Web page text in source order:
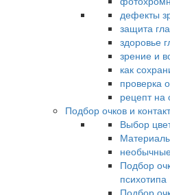
дефекты
защита
здоровье
зрение и
как
проверка
рецепт на
Подбор очков и
Выбор
Подбор
психотипа